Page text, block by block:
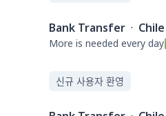
Bank Transfer · Chile
More is needed every
신규 사용자 환영